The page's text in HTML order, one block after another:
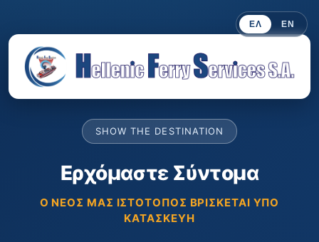
ΕΛ EN
SHOW THE DESTINATION
Ερχόμαστε Σύντομα
Ο ΝΈΟΣ ΜΑΣ ΙΣΤΌΤΟΠΟΣ ΒΡΊΣΚΕΤΑΙ ΥΠΌ
ΚΑΤΑΣΚΕΥΉ